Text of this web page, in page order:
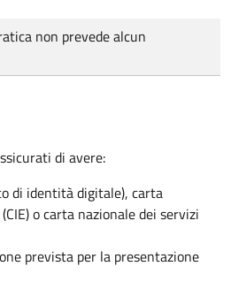
non prevede alcun
di avere:
di identità digitale), carta
o carta nazionale dei servizi
prevista per la presentazione